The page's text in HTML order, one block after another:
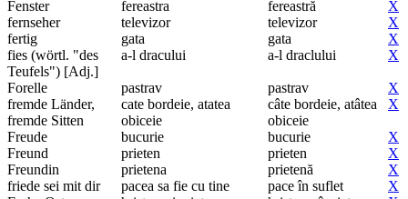
Fenster
fereastra fereastră
X
fernseher
televizor televizor
X
fertig
gata gata
X
fies (wörtl. "des
Teufels") [Adj.]
a-l dracului a-l draclului X
Forelle pastrav pastrav
X
fremde Länder,
fremde Sitten
cate bordeie, atatea
obiceie
câte bordeie, atâtea
obiceie
X
Freude bucurie bucurie
X
Freund
prieten prieten
X
Freundin
prietena prietenă
X
friede sei mit dir
pacea sa fie cu tine pace în suflet
X